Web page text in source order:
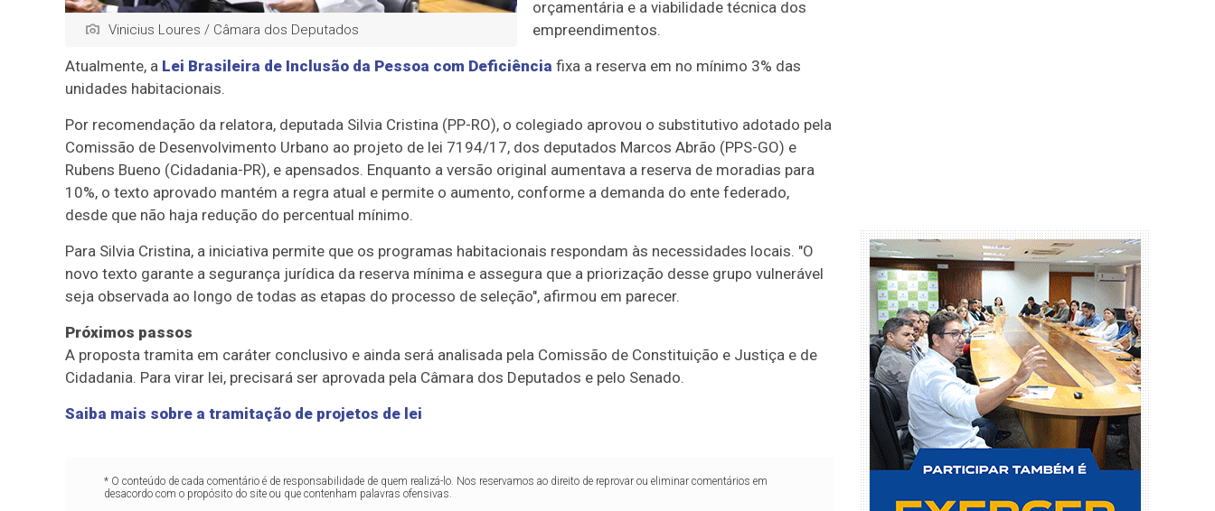
Vinicius Loures / Câmara dos Deputados
orçamentária e a viabilidade técnica dos
empreendimentos.
Atualmente, a Lei Brasileira de Inclusão da Pessoa com Deficiência fixa a reserva em no mínimo 3% das
unidades habitacionais.
Por recomendação da relatora, deputada Silvia Cristina (PP-RO), o colegiado aprovou o substitutivo adotado pela
Comissão de Desenvolvimento Urbano ao projeto de lei 7194/17, dos deputados Marcos Abrão (PPS-GO) e
Rubens Bueno (Cidadania-PR), e apensados. Enquanto a versão original aumentava a reserva de moradias para
10%, o texto aprovado mantém a regra atual e permite o aumento, conforme a demanda do ente federado,
desde que não haja redução do percentual mínimo.
Para Silvia Cristina, a iniciativa permite que os programas habitacionais respondam às necessidades locais. "O
novo texto garante a segurança jurídica da reserva mínima e assegura que a priorização desse grupo vulnerável
seja observada ao longo de todas as etapas do processo de seleção", afirmou em parecer.
Próximos passos
A proposta tramita em caráter conclusivo e ainda será analisada pela Comissão de Constituição e Justiça e de
Cidadania. Para virar lei, precisará ser aprovada pela Câmara dos Deputados e pelo Senado.
Saiba mais sobre a tramitação de projetos de lei
* O conteúdo de cada comentário é de responsabilidade de quem realizá-lo. Nos reservamos ao direito de reprovar ou eliminar comentários em
desacordo com o propósito do site ou que contenham palavras ofensivas.